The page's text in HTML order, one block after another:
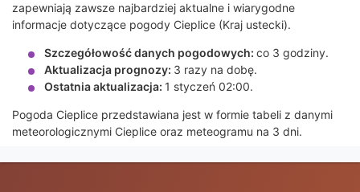
zapewniają zawsze najbardziej aktualne i wiarygodne
informacje dotyczące pogody Cieplice (Kraj ustecki).
Szczegółowość danych pogodowych: co 3 godziny.
Aktualizacja prognozy: 3 razy na dobę.
Ostatnia aktualizacja: 1 styczeń 02:00.
Pogoda Cieplice przedstawiana jest w formie tabeli z danymi
meteorologicznymi Cieplice oraz meteogramu na 3 dni.